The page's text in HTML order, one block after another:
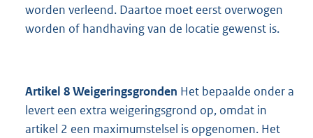
worden verleend. Daartoe moet eerst overwogen
worden of handhaving van de locatie gewenst is.
Artikel 8 Weigeringsgronden Het bepaalde onder a
levert een extra weigeringsgrond op, omdat in
artikel 2 een maximumstelsel is opgenomen. Het